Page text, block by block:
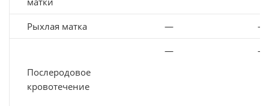
Рыхлая матка — —
Послеродовое
кровотечение
— —